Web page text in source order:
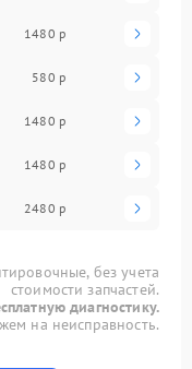
1480 р
580 р
1480 р
1480 р
2480 р
без учета
стоимости запчастей.
диагностику.
на неисправность.